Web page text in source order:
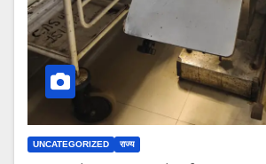
UNCATEGORIZED राज्य